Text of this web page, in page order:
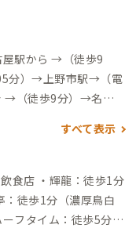
駅から →（徒歩9
分）→上野市駅→（電
歩5分）→到着 ▼
→伊賀神戸駅→（電車
IC→（自動車専用道
すべて表示
：徒歩1分（濃厚鳥白
フタイム：徒歩5分